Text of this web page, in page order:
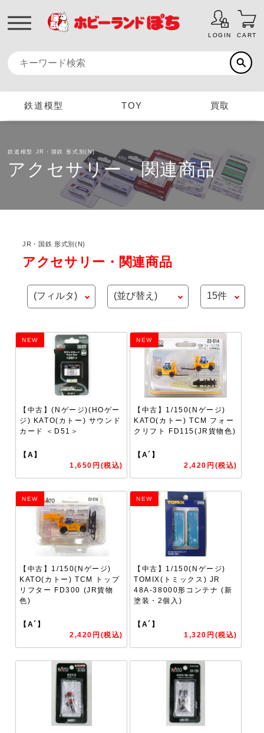
LOGIN CART
鉄道模型 TOY 買取
鉄道模型 JR・国鉄 形式別(N)
アクセサリー・関連商品
JR・国鉄 形式別(N)
アクセサリー・関連商品
NEW
【中古】(Nゲージ)(HOゲー
ジ) KATO(カトー) サウンド
カード ＜D51＞
【A】
1,650円(税込)
NEW
【中古】1/150(Nゲージ)
KATO(カトー) TCM フォー
クリフト FD115(JR貨物色)
【A´】
2,420円(税込)
NEW
【中古】1/150(Nゲージ)
KATO(カトー) TCM トップ
リフター FD300 (JR貨物
色)
【A´】
2,420円(税込)
NEW
【中古】1/150(Nゲージ)
TOMIX(トミックス) JR
48A-38000形コンテナ (新
塗装・2個入)
【A´】
1,320円(税込)